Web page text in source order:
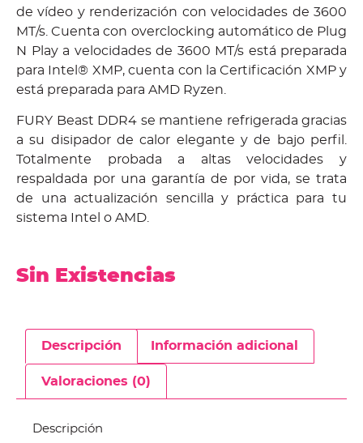
de vídeo y renderización con velocidades de 3600
MT/s. Cuenta con overclocking automático de Plug
N Play a velocidades de 3600 MT/s está preparada
para Intel® XMP, cuenta con la Certificación XMP y
está preparada para AMD Ryzen.
FURY Beast DDR4 se mantiene refrigerada gracias
a su disipador de calor elegante y de bajo perfil.
Totalmente probada a altas velocidades y
respaldada por una garantía de por vida, se trata
de una actualización sencilla y práctica para tu
sistema Intel o AMD.
Sin Existencias
Descripción Información adicional
Valoraciones (0)
Descripción